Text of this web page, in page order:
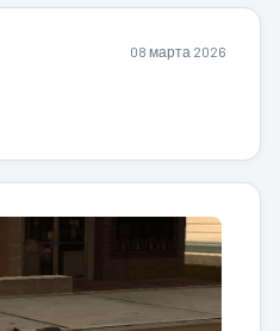
08 марта 2026